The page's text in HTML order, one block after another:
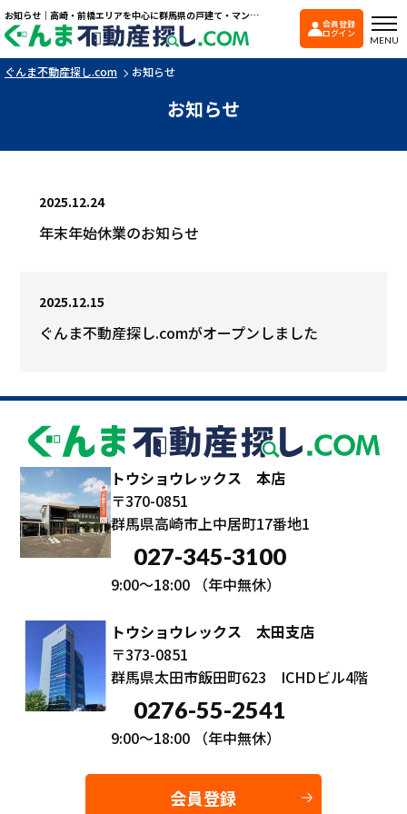
お知らせ｜高崎・前橋エリアを中心に群馬県の戸建て・マンションを探すなら「ぐんま不動産探し.com」
ぐんま不動産探し
会員登録
ログイン
MENU
ぐんま不動産探し.com お知らせ
お知らせ
2025.12.24
年末年始休業のお知らせ
2025.12.15
ぐんま不動産探し.comがオープンしました
トウショウレックス 本店
〒370-0851
群馬県高崎市上中居町17番地1
027-345-3100
9:00～18:00 （年中無休）
トウショウレックス 太田支店
〒373-0851
群馬県太田市飯田町623 ICHDビル4階
0276-55-2541
9:00～18:00 （年中無休）
会員登録